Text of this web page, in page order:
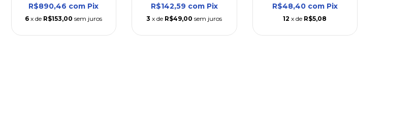
R$890,46 com Pix
6 x de R$153,00 sem juros
R$142,59 com Pix
3 x de R$49,00 sem juros
R$48,40 com Pix
12 x de R$5,08